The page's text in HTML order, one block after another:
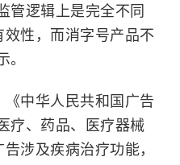
管逻辑上是完全不同
性，而消字号产品不
。
中华人民共和国广告
疗、药品、医疗器械
涉及疾病治疗功能，